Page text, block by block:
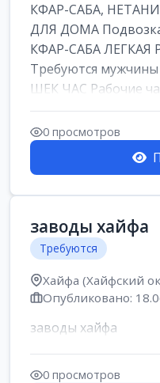
КФАР-САБА,
ДЛЯ ДОМА
КФАР-САБА ЛЕГКАЯ
Требуются
ШЕК ЧАС Рабочие
не ...
0 просмотров
заводы хайфа
Требуются
Хайфа (Хайфский
Опубликовано:
заводы хайфа
0 просмотров